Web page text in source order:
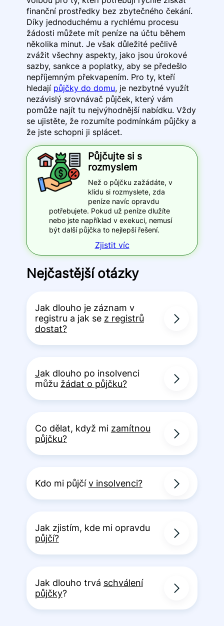
finanční prostředky bez zbytečného čekání.
Díky jednoduchému a rychlému procesu
žádosti můžete mít peníze na účtu během
několika minut. Je však důležité pečlivě
zvážit všechny aspekty, jako jsou úrokové
sazby, sankce a poplatky, aby se předešlo
nepříjemným překvapením. Pro ty, kteří
hledají půjčky do domu, je nezbytné využít
nezávislý srovnávač půjček, který vám
pomůže najít tu nejvýhodnější nabídku. Vždy
se ujistěte, že rozumíte podmínkám půjčky a
že jste schopni ji splácet.
Půjčujte si s
rozmyslem
Než o půjčku zažádáte, v
klidu si rozmyslete, zda
peníze navíc opravdu
potřebujete. Pokud už peníze dlužíte
nebo jste například v exekuci, nemusí
být další půjčka to nejlepší řešení.
Zjistit víc
Nejčastější otázky
Jak dlouho je záznam v
registru a jak se z registrů
dostat?
Jak dlouho po insolvenci
můžu žádat o půjčku?
Co dělat, když mi zamítnou
půjčku?
Kdo mi půjčív insolvenci?
Jak zjistím, kde mi opravdu
půjčí?
Jak dlouho trvá schválení
půjčky?